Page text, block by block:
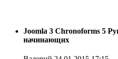
Joomla 3 Chronoforms 5
начинающих